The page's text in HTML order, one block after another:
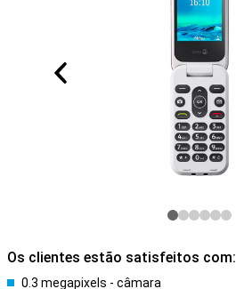
Os clientes estão satisfeitos com:
0.3 megapixels - câmara